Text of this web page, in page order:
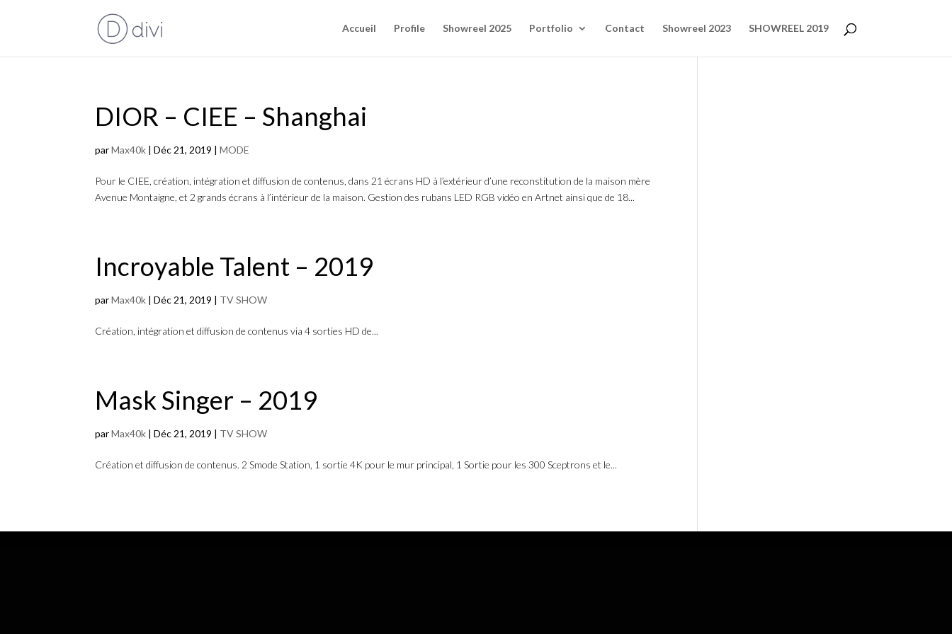
Accueil Profile Showreel 2025 Portfolio Contact Showreel 2023 SHOWREEL 2019
DIOR – CIEE – Shanghai
parMax40k |Déc 21, 2019 |MODE
Pour le CIEE, création, intégration et diffusion de contenus, dans 21 écrans HD à l’extérieur d’une reconstitution de la maison mère
Avenue Montaigne, et 2 grands écrans à l’intérieur de la maison. Gestion des rubans LED RGB vidéo en Artnet ainsi que de 18...
Incroyable Talent – 2019
parMax40k |Déc 21, 2019 | TV SHOW
Création, intégration et diffusion de contenus via 4 sorties HD de...
Mask Singer – 2019
parMax40k |Déc 21, 2019 | TV SHOW
Création et diffusion de contenus. 2 Smode Station, 1 sortie 4K pour le mur principal, 1 Sortie pour les 300 Sceptrons et le...